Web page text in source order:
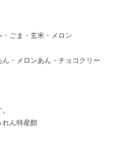
ごま・玄米・メロン
・メロンあん・チョコクリー
れん特産館